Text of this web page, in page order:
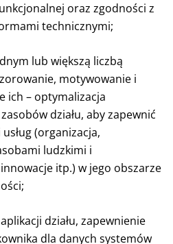
oraz zgodności z
technicznymi;
lub większą liczbą
motywowanie i
ich – optymalizacja
działu, aby zapewnić
(organizacja,
ludzkimi i
itp.) w jego obszarze
działu, zapewnienie
dla danych systemów